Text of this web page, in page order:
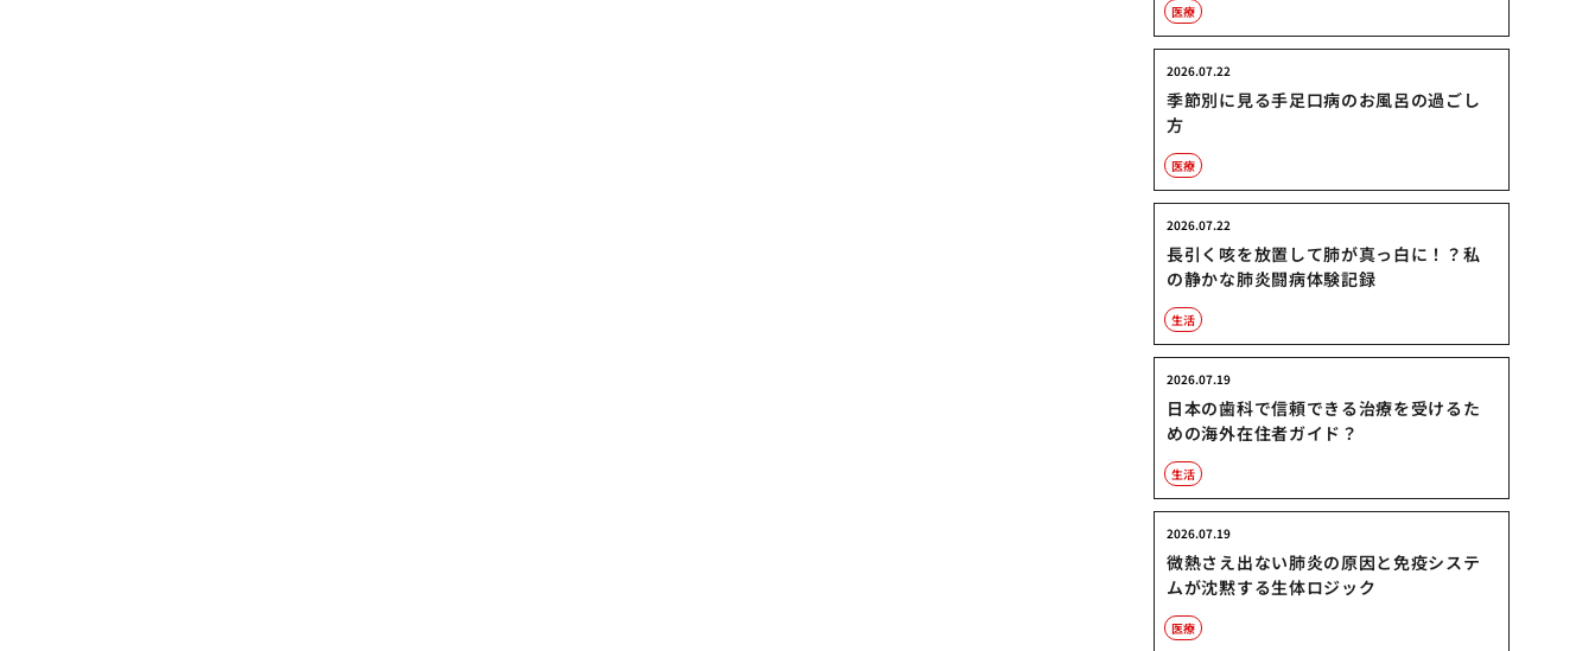
医療
季節別に見る手足口病のお風呂の過ごし
方
2026.07.22
医療
長引く咳を放置して肺が真っ白に！？私
の静かな肺炎闘病体験記録
2026.07.22
生活
日本の歯科で信頼できる治療を受けるた
めの海外在住者ガイド？
2026.07.19
生活
微熱さえ出ない肺炎の原因と免疫システ
ムが沈黙する生体ロジック
2026.07.19
医療